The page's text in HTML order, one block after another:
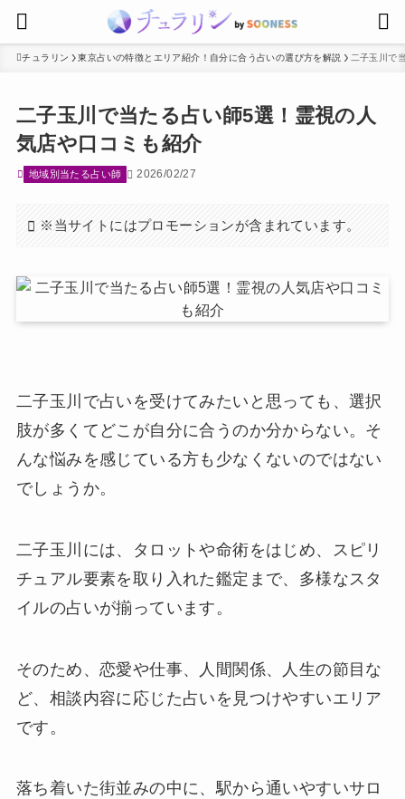
チュラリン 東京占いの特徴とエリア紹介！自分に合う占いの選び方を解説 二子玉川で
二子玉川で当たる占い師5選！霊視の人
気店や口コミも紹介
地域別当たる占い師 2026/02/27
※当サイトにはプロモーションが含まれています。
二子玉川で占いを受けてみたいと思っても、選択
肢が多くてどこが自分に合うのか分からない。そ
んな悩みを感じている方も少なくないのではない
でしょうか。
二子玉川には、タロットや命術をはじめ、スピリ
チュアル要素を取り入れた鑑定まで、多様なスタ
イルの占いが揃っています。
そのため、恋愛や仕事、人間関係、人生の節目な
ど、相談内容に応じた占いを見つけやすいエリア
です。
落ち着いた街並みの中に、駅から通いやすいサロ